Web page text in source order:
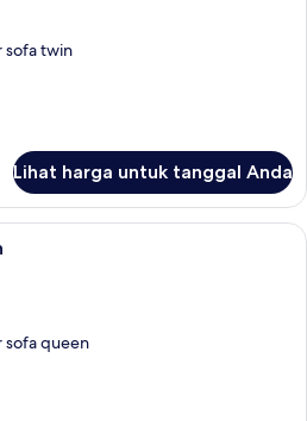
sofa twin
Lihat harga untuk tanggal Anda
Kamar Quadruple Mewah | Minibar,
sofa queen